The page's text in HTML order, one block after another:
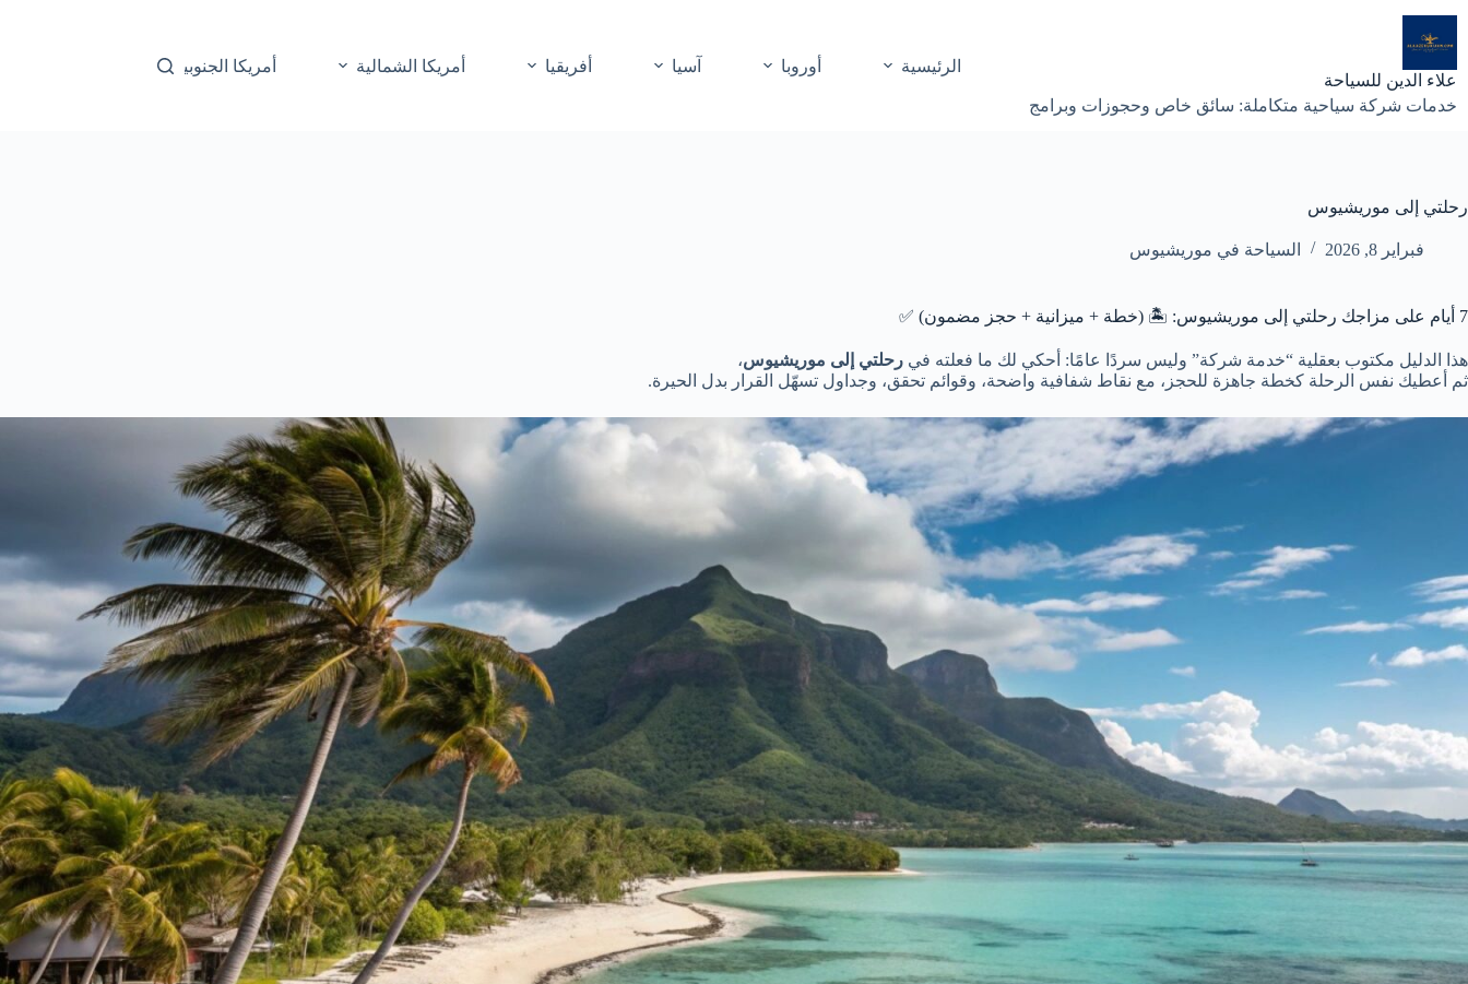
المحتوى
علاء الدين للسياحة
خدمات شركة سياحية متكاملة: سائق خاص وحجوزات وبرامج
الرئيسية أوروبا آسيا أفريقيا أمريكا الشمالية أمريكا الجنوبية
رحلتي إلى موريشيوس
فبراير 8, 2026 السياحة في موريشيوس
7 أيام على مزاجك رحلتي إلى موريشيوس: 🏝️ (خطة + ميزانية + حجز مضمون) ✅
هذا الدليل مكتوب بعقلية “خدمة شركة” وليس سردًا عامًا: أحكي لك ما فعلته في رحلتي إلى موريشيوس،
ثم أعطيك نفس الرحلة كخطة جاهزة للحجز، مع نقاط شفافية واضحة، وقوائم تحقق، وجداول تسهّل القرار بدل الحيرة.